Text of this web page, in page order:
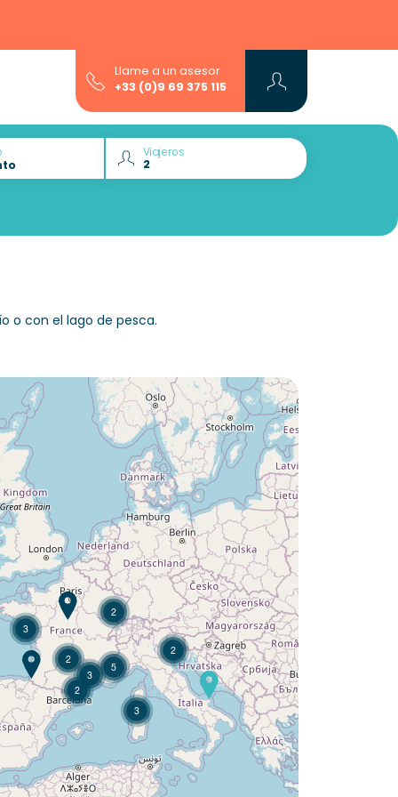
Llame a un asesor
+33 (0)9 69 375 115
Viajeros
o con el lago de pesca.
¿Quiere descubrir :
Camping Les Places Dorées ?
Descubra
3
2
2
2
2
3
5
3